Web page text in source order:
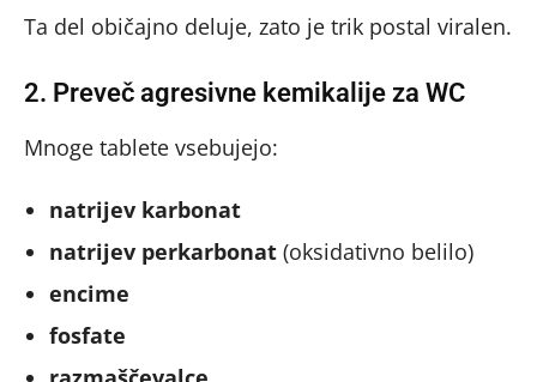
Ta del običajno deluje, zato je trik postal viralen.
2. Preveč agresivne kemikalije za WC
Mnoge tablete vsebujejo:
natrijev karbonat
natrijev perkarbonat (oksidativno belilo)
encime
fosfate